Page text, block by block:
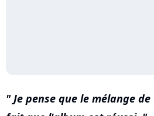
Je pense que le mélange